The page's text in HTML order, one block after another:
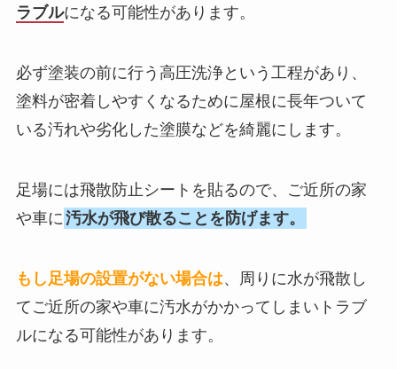
ラブルになる可能性があります。
必ず塗装の前に行う高圧洗浄という工程があり、
塗料が密着しやすくなるために屋根に長年ついて
いる汚れや劣化した塗膜などを綺麗にします。
足場には飛散防止シートを貼るので、ご近所の家
や車に 汚水が飛び散ることを防げます。
もし足場の設置がない場合は、周りに水が飛散し
てご近所の家や車に汚水がかかってしまいトラブ
ルになる可能性があります。